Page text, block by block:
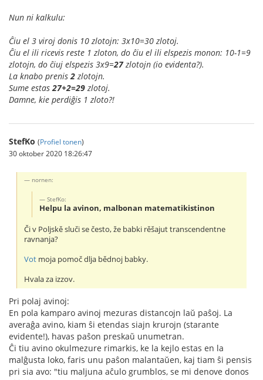
Nun ni kalkulu:
Ĉiu el 3 viroj donis 10 zlotojn: 3x10=30 zlotoj.
Ĉiu el ili ricevis reste 1 zloton, do ĉiu el ili elspezis monon: 10-1=9
zlotojn, do ĉiuj elspezis 3x9=27zlotojn (io evidenta?).
La knabo prenis 2 zlotojn.
Sume estas 27+2=29 zlotoj.
Damne, kie perdiĝis 1 zloto?!
StefKo (Profiel tonen)
30 oktober 2020 18:26:47
nornen:
StefKo:
Helpu la avinon, malbonan matematikistinon
Či v Poljskě sluči se često, že babki rěšajut transcendentne
ravnanja?
Vot moja pomoč dlja bědnoj babky.
Hvala za izzov.
Pri polaj avinoj:
En pola kamparo avinoj mezuras distancojn laŭ paŝoj. La
averaĝa avino, kiam ŝi etendas siajn krurojn (starante
evidente!), havas paŝon preskaŭ unumetran.
Ĉi tiu avino okulmezure rimarkis, ke la kejlo estas en la
malĝusta loko, faris unu paŝon malantaŭen, kaj tiam ŝi pensis
pri sia avo: "tiu maljuna aĉulo grumblos, se mi denove donos